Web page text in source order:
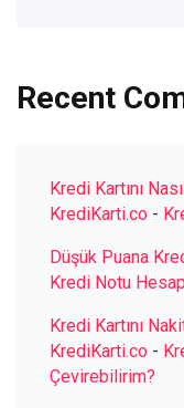
Recent
Kredi Kartını
KrediKarti.co -
Düşük Puana
Kredi Notu
Kredi Kartını
KrediKarti.co -
Çevirebilirim?